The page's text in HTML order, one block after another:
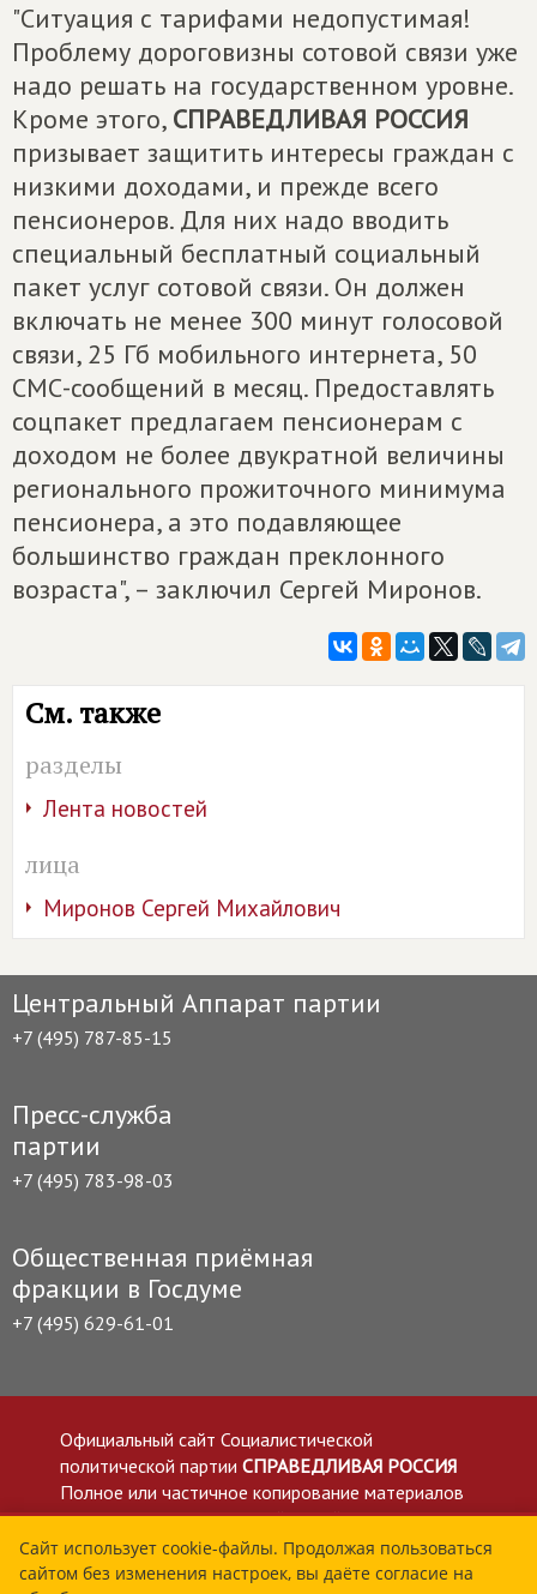
"Ситуация с тарифами недопустимая!
Проблему дороговизны сотовой связи уже
надо решать на государственном уровне.
Кроме этого, СПРАВЕДЛИВАЯ РОССИЯ
призывает защитить интересы граждан с
низкими доходами, и прежде всего
пенсионеров. Для них надо вводить
специальный бесплатный социальный
пакет услуг сотовой связи. Он должен
включать не менее 300 минут голосовой
связи, 25 Гб мобильного интернета, 50
СМС-сообщений в месяц. Предоставлять
соцпакет предлагаем пенсионерам с
доходом не более двукратной величины
регионального прожиточного минимума
пенсионера, а это подавляющее
большинство граждан преклонного
возраста", – заключил Сергей Миронов.
См. также
разделы
Лента новостей
лица
Миронов Сергей Михайлович
Центральный Аппарат партии
+7 (495) 787-85-15
Пресс-служба
партии
+7 (495) 783-98-03
Общественная приёмная
фракции в Госдуме
+7 (495) 629-61-01
Официальный сайт Социалистической
политической партии СПРАВЕДЛИВАЯ РОССИЯ
Полное или частичное копирование материалов
приветствуется со ссылкой на сайт spravedlivo.ru
Политика в отношении обработки персональных
данных
Сайт использует cookie-файлы. Продолжая пользоваться
сайтом без изменения настроек, вы даёте согласие на